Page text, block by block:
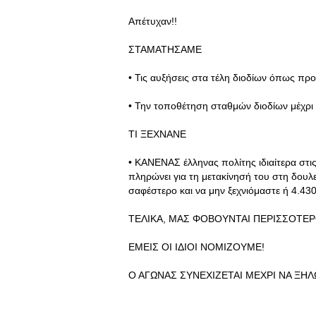
Απέτυχαν!!
ΣΤΑΜΑΤΗΣΑΜΕ
• Τις αυξήσεις στα τέλη διοδίων όπως
• Την τοποθέτηση σταθμών διοδίων
ΤΙ ΞΕΧΝΑΝΕ
• ΚΑΝΕΝΑΣ έλληνας πολίτης ιδιαίτερα
πληρώνει για τη μετακίνησή του στη
σαφέστερο και να μην ξεχνιόμαστε ή
ΤΕΛΙΚΑ, ΜΑΣ ΦΟΒΟΥΝΤΑΙ
ΕΜΕΙΣ ΟΙ ΙΔΙΟΙ ΝΟΜΙΖΟΥΜΕ!
Ο ΑΓΩΝΑΣ ΣΥΝΕΧΙΖΕΤΑΙ ΜΕΧΡΙ ΝΑ